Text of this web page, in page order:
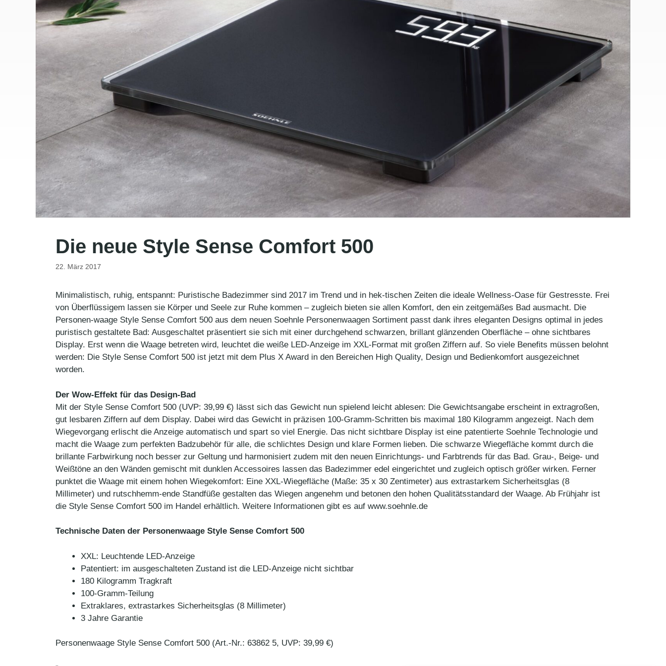
Die neue Style Sense Comfort 500
22. März 2017
Minimalistisch, ruhig, entspannt: Puristische Badezimmer sind 2017 im Trend und in hek-tischen Zeiten die ideale Wellness-Oase für Gestresste. Frei
von Überflüssigem lassen sie Körper und Seele zur Ruhe kommen – zugleich bieten sie allen Komfort, den ein zeitgemäßes Bad ausmacht. Die
Personen-waage Style Sense Comfort 500 aus dem neuen Soehnle Personenwaagen Sortiment passt dank ihres eleganten Designs optimal in jedes
puristisch gestaltete Bad: Ausgeschaltet präsentiert sie sich mit einer durchgehend schwarzen, brillant glänzenden Oberfläche – ohne sichtbares
Display. Erst wenn die Waage betreten wird, leuchtet die weiße LED-Anzeige im XXL-Format mit großen Ziffern auf. So viele Benefits müssen belohnt
werden: Die Style Sense Comfort 500 ist jetzt mit dem Plus X Award in den Bereichen High Quality, Design und Bedienkomfort ausgezeichnet
worden.
Der Wow-Effekt für das Design-Bad
Mit der Style Sense Comfort 500 (UVP: 39,99 €) lässt sich das Gewicht nun spielend leicht ablesen: Die Gewichtsangabe erscheint in extragroßen,
gut lesbaren Ziffern auf dem Display. Dabei wird das Gewicht in präzisen 100-Gramm-Schritten bis maximal 180 Kilogramm angezeigt. Nach dem
Wiegevorgang erlischt die Anzeige automatisch und spart so viel Energie. Das nicht sichtbare Display ist eine patentierte Soehnle Technologie und
macht die Waage zum perfekten Badzubehör für alle, die schlichtes Design und klare Formen lieben. Die schwarze Wiegefläche kommt durch die
brillante Farbwirkung noch besser zur Geltung und harmonisiert zudem mit den neuen Einrichtungs- und Farbtrends für das Bad. Grau-, Beige- und
Weißtöne an den Wänden gemischt mit dunklen Accessoires lassen das Badezimmer edel eingerichtet und zugleich optisch größer wirken. Ferner
punktet die Waage mit einem hohen Wiegekomfort: Eine XXL-Wiegefläche (Maße: 35 x 30 Zentimeter) aus extrastarkem Sicherheitsglas (8
Millimeter) und rutschhemm-ende Standfüße gestalten das Wiegen angenehm und betonen den hohen Qualitätsstandard der Waage. Ab Frühjahr ist
die Style Sense Comfort 500 im Handel erhältlich. Weitere Informationen gibt es auf www.soehnle.de
Technische Daten der Personenwaage Style Sense Comfort 500
XXL: Leuchtende LED-Anzeige
Patentiert: im ausgeschalteten Zustand ist die LED-Anzeige nicht sichtbar
180 Kilogramm Tragkraft
100-Gramm-Teilung
Extraklares, extrastarkes Sicherheitsglas (8 Millimeter)
3 Jahre Garantie
Personenwaage Style Sense Comfort 500 (Art.-Nr.: 63862 5, UVP: 39,99 €)